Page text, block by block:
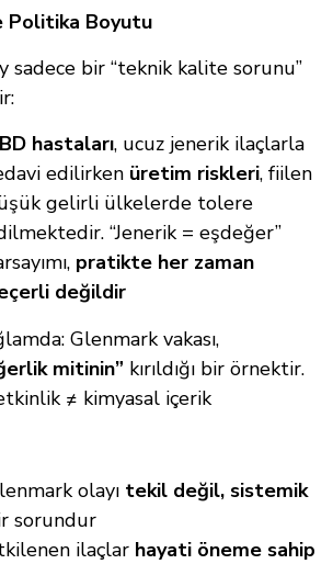
Politika Boyutu
sadece bir “teknik kalite sorunu”
hastaları, ucuz jenerik ilaçlarla
edilirken üretim riskleri, fiilen
gelirli ülkelerde tolere
“Jenerik = eşdeğer”
pratikte her zaman
değildir
Glenmark vakası,
mitinin” kırıldığı bir örnektir.
≠ kimyasal içerik
olayı tekil değil, sistemik
sorundur
ilaçlar hayati öneme sahip